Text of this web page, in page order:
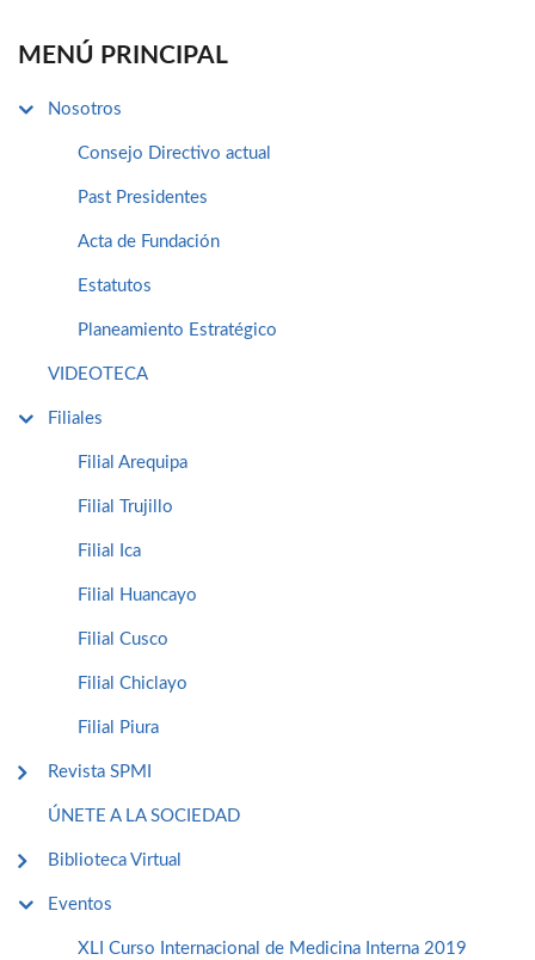
MENÚ PRINCIPAL
Nosotros
Consejo Directivo actual
Past Presidentes
Acta de Fundación
Estatutos
Planeamiento Estratégico
VIDEOTECA
Filiales
Filial Arequipa
Filial Trujillo
Filial Ica
Filial Huancayo
Filial Cusco
Filial Chiclayo
Filial Piura
Revista SPMI
ÚNETE A LA SOCIEDAD
Biblioteca Virtual
Eventos
XLI Curso Internacional de Medicina Interna 2019